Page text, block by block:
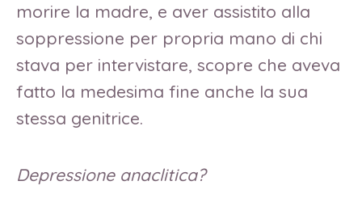
morire la madre, e aver assistito alla
soppressione per propria mano di chi
stava per intervistare, scopre che aveva
fatto la medesima fine anche la sua
stessa genitrice.
Depressione anaclitica?